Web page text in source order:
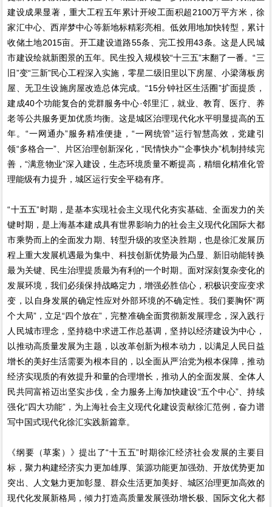
建设成果显著，重大工程五年累计开竣工面积超2100万平方米，徐
家汇中心、西岸梦中心等新地标精彩亮相。低效用地加快转型，累计
收储土地2015亩。开工建设道路55条、完工投用43条。这是人民城
市建设绘就新图景的五年。民生投入规模较“十三五”末翻了一番。“三
旧”变“三新”民心工程深入实施，零星二级旧里以下房屋、小梁薄板房
屋、无卫生设施房屋改造总体完成。“15分钟社区生活圈”扩面提质，
建成40个功能复合的党群服务中心·邻里汇，就业、教育、医疗、养
老等公共服务更加优质均衡。这是城区治理现代化水平明显提高的五
年。“一网通办”服务精准便捷，“一网统管”运行智慧高效，党建引
领“多格合一”、片区治理创新深化，“民情快办”“企事快办”机制持续完
善，“满意物业”深入建设，生态环境质量不断提高，精细化精准化管
理能级有力提升，城区运行安全平稳有序。
“十五五”时期，是基本实现社会主义现代化夯实基础、全面发力的关
键时期，是上海基本建成具有世界影响力的社会主义现代化国际大都
市乘势而上的全面发力期、转型升级的攻坚决胜期，也是徐汇发展历
程上重大发展机遇最为集中、科技创新优势最为凸显、新旧动能转换
最为关键、民生治理提质最为有利的一个时期。面对深刻复杂变化的
发展环境，我们必须保持战略定力，增强必胜信心，积极识变应变求
变，以自身发展的确定性应对外部环境的不确定性。我们要胸怀“两
个大局”，立足“四个放在”，完整准确全面贯彻新发展理念，深入践行
人民城市理念，坚持稳中求进工作总基调，坚持以经济建设为中心，
以推动高质量发展为主题，以改革创新为根本动力，以满足人民日益
增长的美好生活需要为根本目的，以全面从严治党为根本保障，推动
经济实现质的有效提升和量的合理增长，推动人的全面发展、全体人
民共同富裕迈出坚实步伐，全力服务上海加快建设“五个中心”、持续
强化“四大功能”，为上海社会主义现代化建设贡献徐汇范例，奋力谱
写中国式现代化徐汇实践新篇章。
《纲要（草案）》提出了“十五五”时期徐汇经济社会发展的主要目
标，聚力构建经济实力更加雄厚、策源功能更加强劲、开放优势更加
突出、人文魅力更加彰显、群众生活更加美好、城区治理更加高效的
现代化发展新格局，倾力打造高质量发展强劲增长极、国际文化大都